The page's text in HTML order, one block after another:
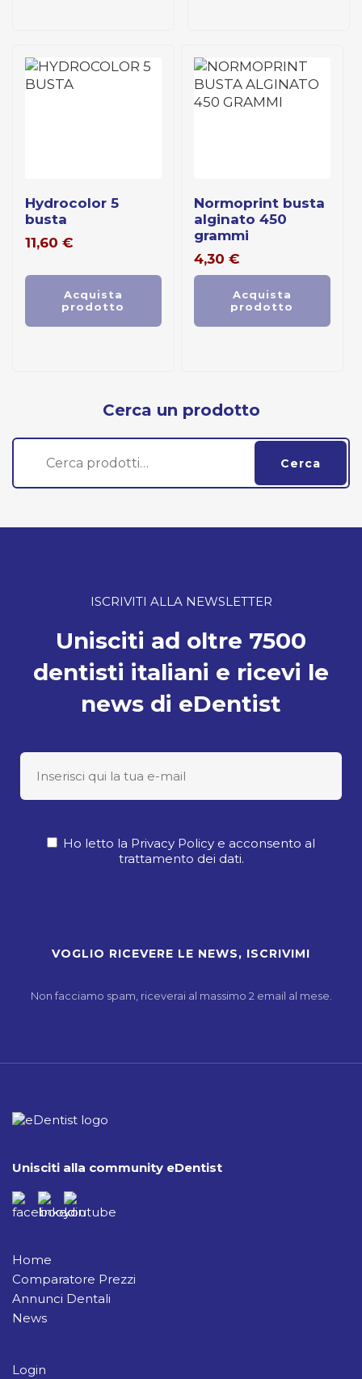
hydrocolor 5
busta
11,60 €
Acquista
prodotto
normoprint busta
alginato 450
grammi
4,30 €
Acquista
prodotto
Cerca un prodotto
Cerca:
Cerca
ISCRIVITI ALLA NEWSLETTER
Unisciti ad oltre 7500
dentisti italiani e ricevi le
news di eDentist
Ho letto la Privacy Policy e acconsento al
trattamento dei dati.
Non facciamo spam, riceverai al massimo 2 email al mese.
Unisciti alla community eDentist
Home
Comparatore Prezzi
Annunci Dentali
News
Login